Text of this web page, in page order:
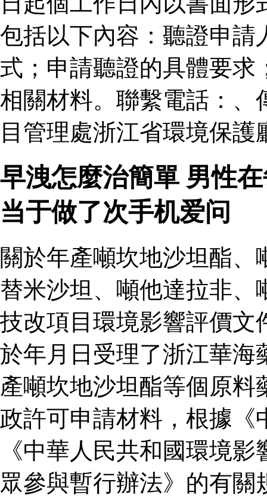
包括以下內容：聽證申請
式；申請聽證的具體要求
相關材料。聯繫電話：、
目管理處浙江省環境保護
早洩怎麼治簡單 男性
当于做了次手机爱问
關於年產噸坎地沙坦酯
替米沙坦、噸他達拉非
技改項目環境影響評價文
於年月日受理了浙江華海
產噸坎地沙坦酯等個原
政許可申請材料，根據《
《中華人民共和國環境
眾參與暫行辦法》的有